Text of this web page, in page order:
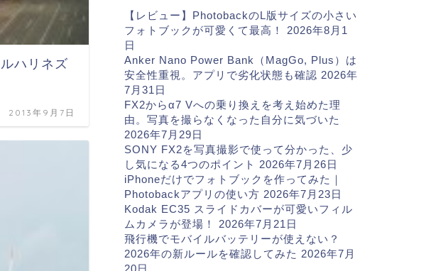
ハリネズ
2013年9月7日
【レビュー】PhotobackのL版サイズの小さい
フォトブックが可愛くて最高！
2026年8月1
日
Anker Nano Power Bank（MagGo, Plus）は
安全性重視。アプリで劣化状態も確認 2026年
7月31日
FX2からα7 Vへの乗り換えを考え始めた理
由。写真を撮らなくなった自分に気づいた
2026年7月29日
SONY FX2を写真撮影で使って分かった、少
し気になる4つのポイント 2026年7月26日
iPhoneだけでフォトブックを作ってみた｜
Photobackアプリの使い方 2026年7月23日
Kodak EC35 スライドカバーが可愛いフィル
ムカメラが登場！
2026年7月21日
飛行機でモバイルバッテリーが使えない？
2026年の新ルールを確認してみた 2026年7月
20日